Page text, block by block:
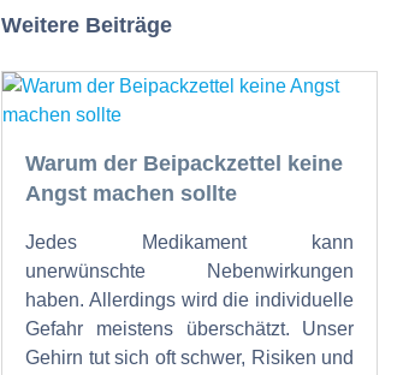
Weitere Beiträge
Warum der Beipackzettel keine
Angst machen sollte
Jedes Medikament kann
unerwünschte Nebenwirkungen
haben. Allerdings wird die individuelle
Gefahr meistens überschätzt. Unser
Gehirn tut sich oft schwer, Risiken und